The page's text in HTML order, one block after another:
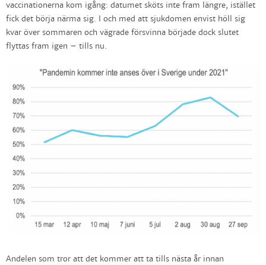
vaccinationerna kom igång: datumet sköts inte fram längre, istället
fick det börja närma sig. I och med att sjukdomen envist höll sig
kvar över sommaren och vägrade försvinna började dock slutet
flyttas fram igen – tills nu.
Andelen som tror att det kommer att ta tills nästa år innan